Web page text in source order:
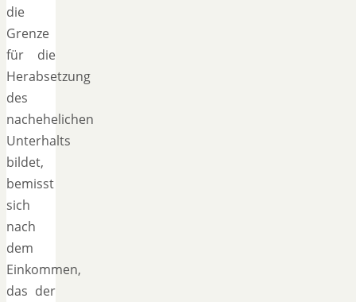
die
Grenze
für die
Herabsetzung
des
nachehelichen
Unterhalts
bildet,
bemisst
sich
nach
dem
Einkommen,
das der